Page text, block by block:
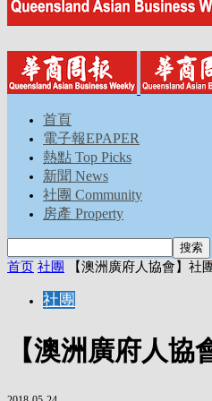
首頁
電子報EPAPER
熱點 Top Picks
新聞 News
社團 Community
房產 Property
首页 社團 【澳洲廣府人協會】社
社團
【澳洲廣府人協